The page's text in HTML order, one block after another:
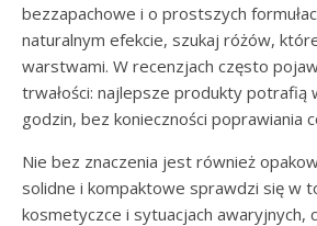
bezzapachowe i o prostszych
naturalnym efekcie, szukaj różów,
warstwami. W recenzjach często
trwałości: najlepsze produkty potrafią
godzin, bez konieczności poprawiania
Nie bez znaczenia jest również
solidne i kompaktowe sprawdzi się w
kosmetyczce i sytuacjach awaryjnych,